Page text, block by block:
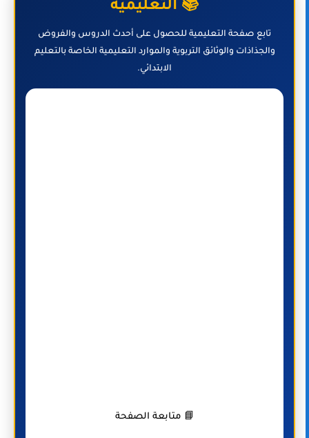
📚 التعليمية
تابع صفحة التعليمية للحصول على أحدث الدروس والفروض
والجذاذات والوثائق التربوية والموارد التعليمية الخاصة بالتعليم
الابتدائي.
📘 متابعة الصفحة